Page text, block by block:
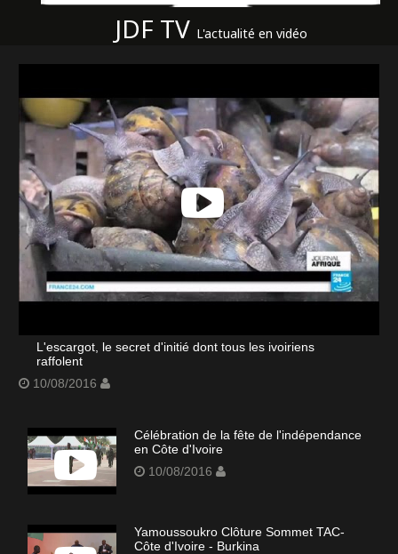
JDF TV L'actualité en vidéo
L'escargot, le secret d'initié dont tous les ivoiriens
raffolent
10/08/2016
Célébration de la fête de l'indépendance
en Côte d'Ivoire
10/08/2016
Yamoussoukro Clôture Sommet TAC-
Côte d'Ivoire - Burkina